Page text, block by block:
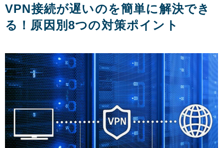
VPN接続が遅いのを簡単に解決でき
る！原因別8つの対策ポイント